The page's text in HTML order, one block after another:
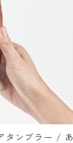
タンブラー / あ